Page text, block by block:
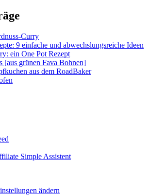
Curry
9 einfache und abwechslungsreiche Ideen
ein One Pot Rezept
[aus grünen Fava Bohnen]
aus dem RoadBaker
Simple Assistent
ändern